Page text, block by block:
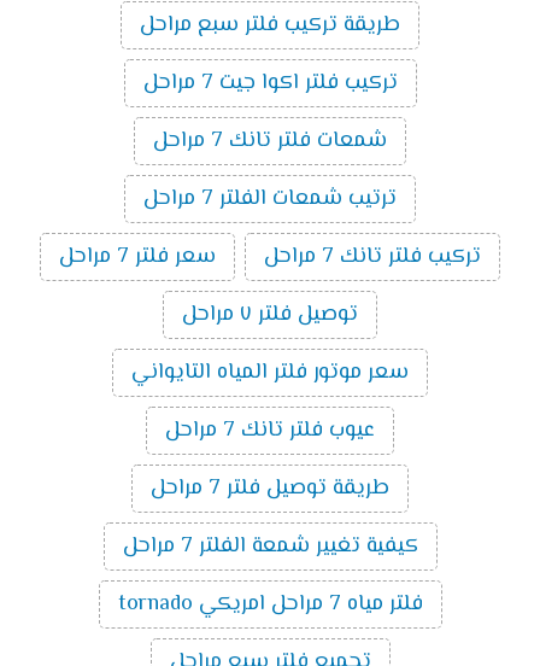
طريقة تركيب فلتر سبع مراحل
تركيب فلتر اكوا جيت 7 مراحل
شمعات فلتر تانك 7 مراحل
ترتيب شمعات الفلتر 7 مراحل
تركيب فلتر تانك 7 مراحل
سعر فلتر 7 مراحل
توصيل فلتر ٧ مراحل
سعر موتور فلتر المياه التايواني
عيوب فلتر تانك 7 مراحل
طريقة توصيل فلتر 7 مراحل
كيفية تغيير شمعة الفلتر 7 مراحل
فلتر مياه 7 مراحل امريكي tornado